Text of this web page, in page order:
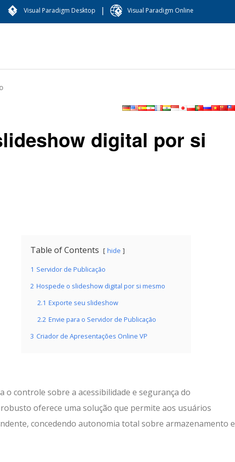
Visual Paradigm Desktop | Visual Paradigm Online
digital por si
Table of Contents hide
1 Servidor de Publicação
2 Hospede o slideshow digital por si mesmo
2.1 Exporte seu slideshow
2.2 Envie para o Servidor de Publicação
3 Criador de Apresentações Online VP
controle sobre a acessibilidade e segurança do
oferece uma solução que permite aos usuários
concedendo autonomia total sobre armazenamento e